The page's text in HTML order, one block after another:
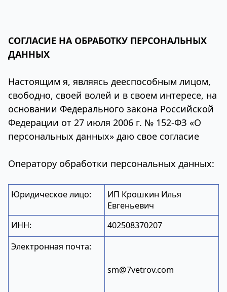
СОГЛАСИЕ НА ОБРАБОТКУ ПЕРСОНАЛЬНЫХ
ДАННЫХ
Настоящим я, являясь дееспособным лицом,
свободно, своей волей и в своем интересе, на
основании Федерального закона Российской
Федерации от 27 июля 2006 г. № 152-ФЗ «О
персональных данных» даю свое согласие
Оператору обработки персональных данных:
Юридическое лицо:
ИП Крошкин Илья
Евгеньевич
ИНН:
402508370207
Электронная почта:
sm@7vetrov.com